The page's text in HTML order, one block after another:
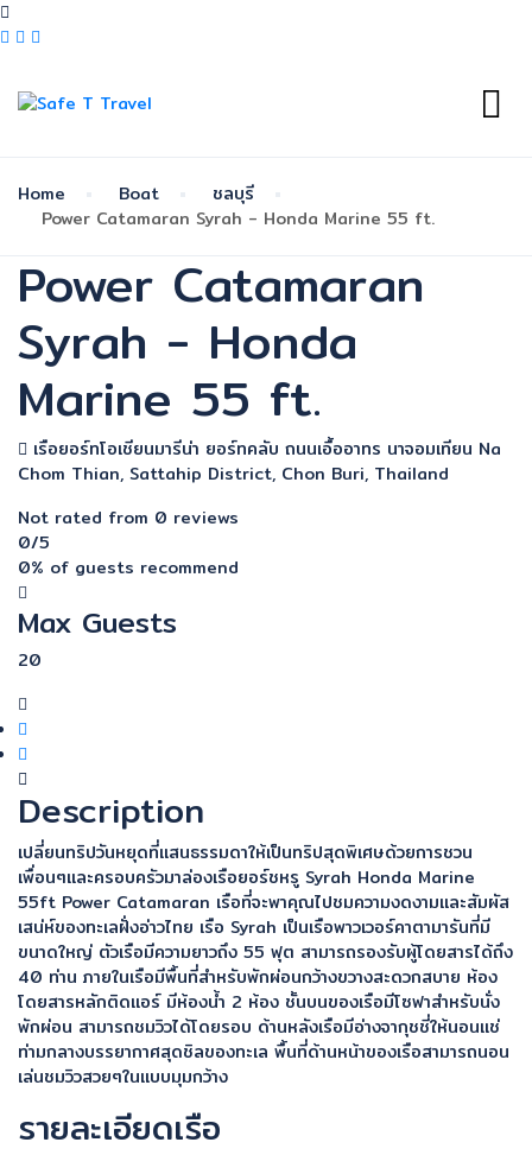
Home Boat
ชลบุรี
Power Catamaran Syrah - Honda Marine 55 ft.
Power Catamaran
Syrah - Honda
Marine 55 ft.
เรือยอร์ทโอเชียนมารีน่า ยอร์ทคลับ ถนนเอื้ออาทร นาจอมเทียน Na
Chom Thian, Sattahip District, Chon Buri, Thailand
Not rated from 0 reviews
0/5
0% of guests recommend
Max Guests
20
Description
เปลี่ยนทริปวันหยุดที่แสนธรรมดาให้เป็นทริปสุดพิเศษด้วยการชวน
เพื่อนๆและครอบครัวมาล่องเรือยอร์ชหรู Syrah Honda Marine
55ft Power Catamaran เรือที่จะพาคุณไปชมความงดงามและสัมผัส
เสน่ห์ของทะเลฝั่งอ่าวไทย เรือ Syrah เป็นเรือพาวเวอร์คาตามารันที่มี
ขนาดใหญ่ ตัวเรือมีความยาวถึง 55 ฟุต สามารถรองรับผู้โดยสารได้ถึง
40 ท่าน ภายในเรือมีพื้นที่สำหรับพักผ่อนกว้างขวางสะดวกสบาย ห้อง
โดยสารหลักติดแอร์ มีห้องน้ำ 2 ห้อง ชั้นบนของเรือมีโซฟาสำหรับนั่ง
พักผ่อน สามารถชมวิวได้โดยรอบ ด้านหลังเรือมีอ่างจากุชชี่ให้นอนแช่
ท่ามกลางบรรยากาศสุดชิลของทะเล พื้นที่ด้านหน้าของเรือสามารถนอน
เล่นชมวิวสวยๆในแบบมุมกว้าง
รายละเอียดเรือ